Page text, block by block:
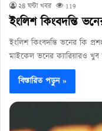
২৪ ঘন্টা খবর 119
ইংলিশ কিংবদন্তি
ইংলিশ কিংবদন্তি ভনের কি
মাইকেল ভনের ক্যারিয়ারও
বিস্তারিত পড়ুন »